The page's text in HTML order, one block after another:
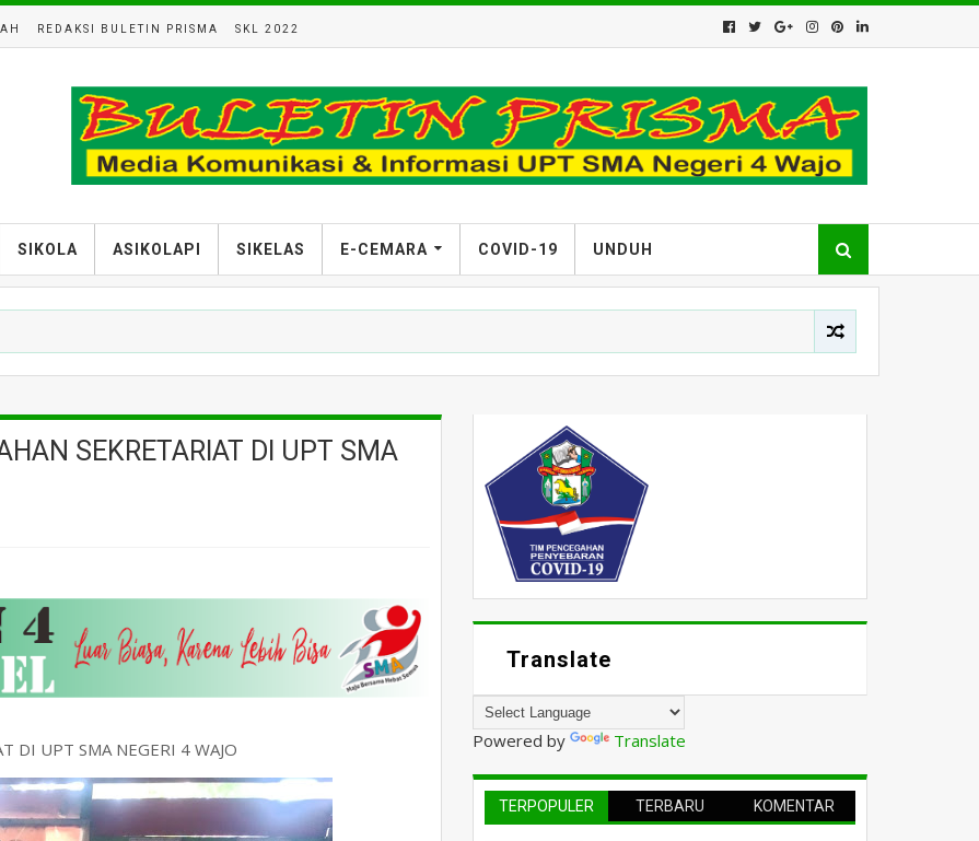
REDAKSI BULETIN PRISMA SKL 2022
SIKOLA ASIKOLAPI SIKELAS E-CEMARA COVID-19 UNDUH
SEKRETARIAT DI UPT SMA
DI UPT SMA NEGERI 4 WAJO
Translate
Powered by Translate
TERPOPULER TERBARU KOMENTAR